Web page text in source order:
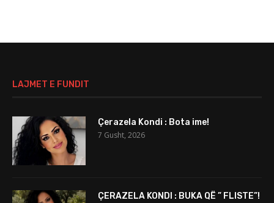
LAJMET E FUNDIT
Çerazela Kondi : Bota ime!
7 Gusht, 2026
ÇERAZELA KONDI : BUKA QË ” FLISTE”!